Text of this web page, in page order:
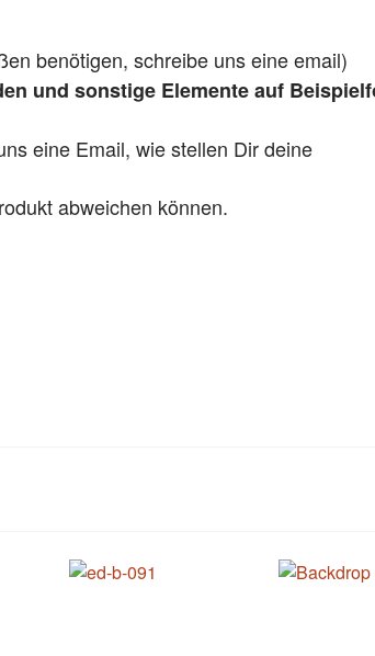
benötigen, schreibe uns eine email)
und sonstige Elemente auf
eine Email, wie stellen Dir deine
abweichen können.